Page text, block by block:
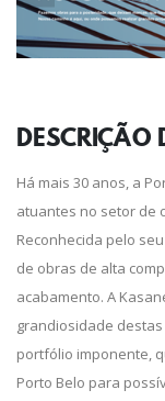
DESCRIÇÃO
Há mais 30 anos, a
atuantes no setor de
Reconhecida pelo
de obras de alta
acabamento. A
grandiosidade
portfólio imponente,
Porto Belo para